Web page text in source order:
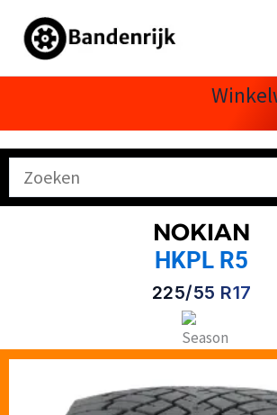
naar
NOKIAN
HKPL R5
225/55 R17